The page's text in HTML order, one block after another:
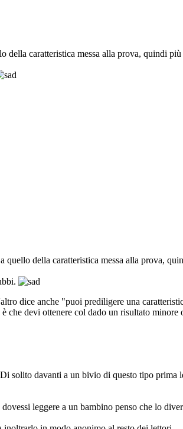
caratteristica messa alla prova, quindi più
della caratteristica messa alla prova,
dice anche "puoi prediligere una
che devi ottenere col dado un risultato minore
solito davanti a un bivio di questo tipo prima
leggere a un bambino penso che lo